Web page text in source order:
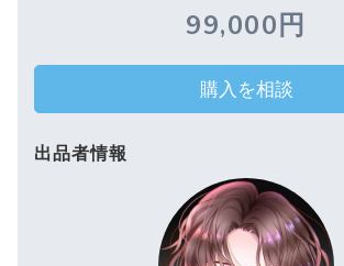
99,000円
購入を相談
出品者情報